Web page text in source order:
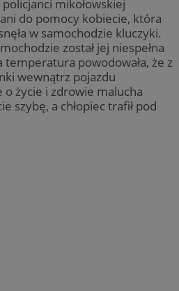
mikołowskiej
do pomocy kobiecie, która
w samochodzie kluczyki.
został jej niespełna
powodowała, że z
wewnątrz pojazdu
o życie i zdrowie malucha
szybę, a chłopiec trafił pod